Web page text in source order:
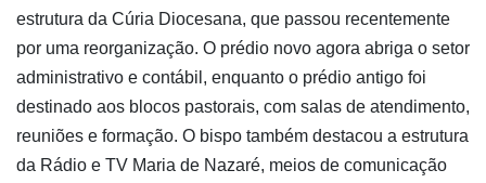
estrutura da Cúria Diocesana, que passou recentemente
por uma reorganização. O prédio novo agora abriga o setor
administrativo e contábil, enquanto o prédio antigo foi
destinado aos blocos pastorais, com salas de atendimento,
reuniões e formação. O bispo também destacou a estrutura
da Rádio e TV Maria de Nazaré, meios de comunicação